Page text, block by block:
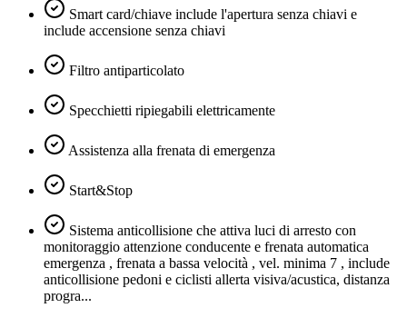
Smart card/chiave include l'apertura senza chiavi e
include accensione senza chiavi
Filtro antiparticolato
Specchietti ripiegabili elettricamente
Assistenza alla frenata di emergenza
Start&Stop
Sistema anticollisione che attiva luci di arresto con
monitoraggio attenzione conducente e frenata automatica
emergenza , frenata a bassa velocità , vel. minima 7 , include
anticollisione pedoni e ciclisti allerta visiva/acustica, distanza
progra...